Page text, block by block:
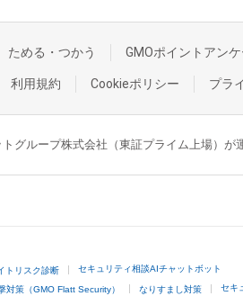
ためる・つかう GMOポイントアンケ
利用規約 Cookieポリシー プラ
グループ株式会社（東証プライム上場）が
トリスク診断 セキュリティ相談AIチャットボット
対策（GMO Flatt Security） なりすまし対策 セキ